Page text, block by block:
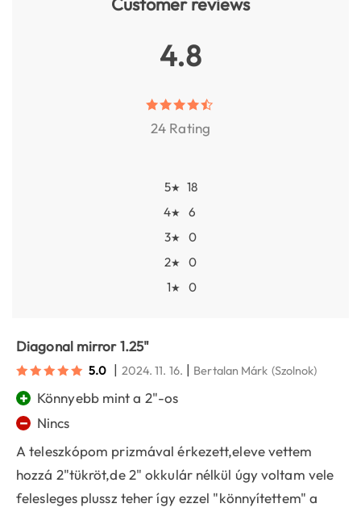
4.8
24 Rating
5★ 18
4★
6
3★
0
2★
0
1★ 0
Diagonal mirror 1.25"
5.0 | 2024. 11. 16. | Bertalan Márk (Szolnok)
+ Könnyebb mint a 2"-os
−
Nincs
A teleszkópom prizmával érkezett,eleve vettem
hozzá 2"tükröt,de 2" okkulár nélkül úgy voltam vele
felesleges plussz teher így ezzel "könnyítettem" a